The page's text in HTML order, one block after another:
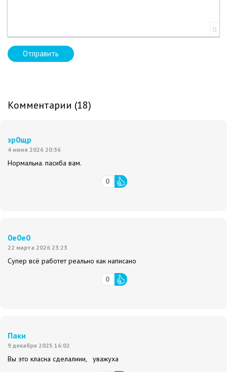
0
Отправить
Комментарии (18)
зр0щр
4 июня 2026 20:36
Нормальна. пасиба вам.
0
0e0e0
22 марта 2026 23:23
Супер всё работет реально как написано
0
Паки
9 декабря 2025 16:02
Вы это класна сделалиии, уважуха